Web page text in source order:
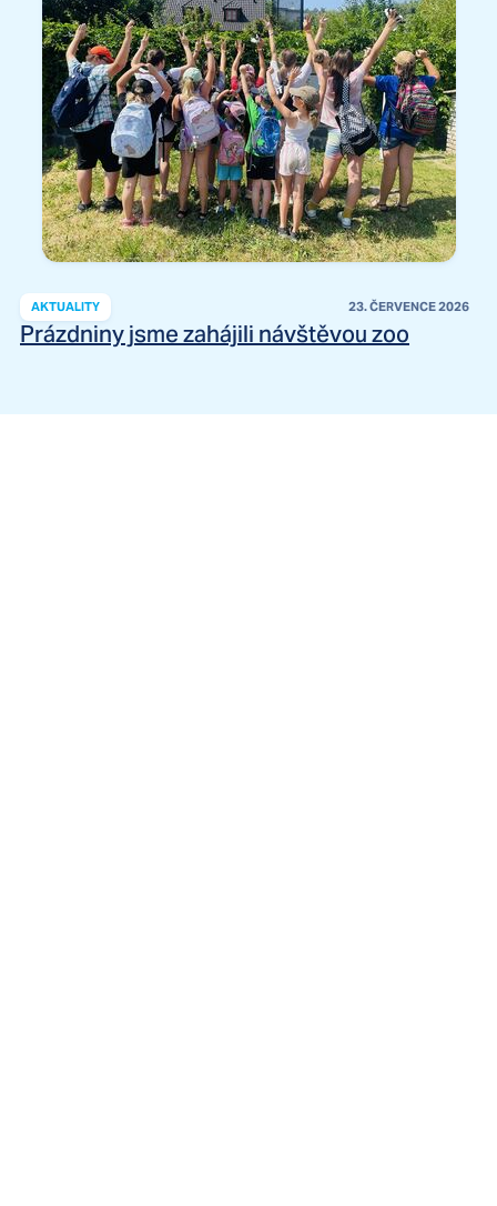
AKTUALITY 23. ČERVENCE 2026
Prázdniny jsme zahájili návštěvou zoo